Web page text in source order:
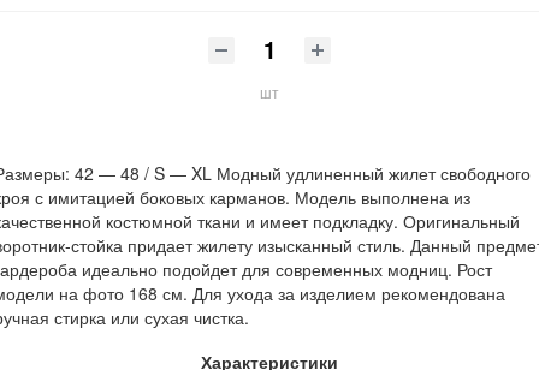
шт
42 ― 48 / S ― XL Модный удлиненный жилет свободного
с имитацией боковых карманов. Модель выполнена из
костюмной ткани и имеет подкладку. Оригинальный
стойка придает жилету изысканный стиль. Данный
идеально подойдет для современных модниц. Рост
на фото 168 см. Для ухода за изделием рекомендована
стирка или сухая чистка.
Характеристики